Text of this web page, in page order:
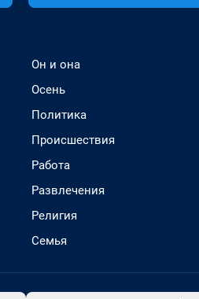
Он и она
Осень
Политика
Происшествия
Работа
Развлечения
Религия
Семья